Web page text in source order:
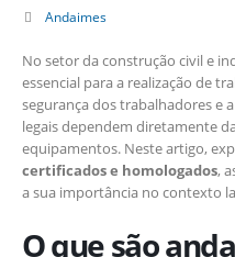
Andaimes
No setor da construção civil e
essencial para a realização de
segurança dos trabalhadores e
legais dependem diretamente
equipamentos. Neste artigo,
certificados e homologados,
a sua importância no contexto
O que são